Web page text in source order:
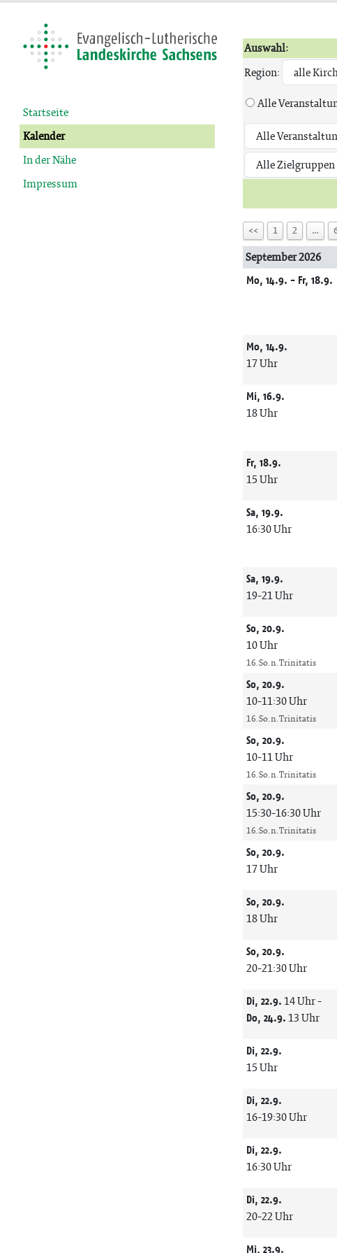
Startseite
Kalender
In der Nähe
Impressum
Auswahl:
Region:
Alle
<< 1 2 …
September 2026
Mo, 14.9. - Fr, 18.9.
Mo, 14.9.
17 Uhr
Mi, 16.9.
18 Uhr
Fr, 18.9.
15 Uhr
Sa, 19.9.
16:30 Uhr
Sa, 19.9.
19-21 Uhr
So, 20.9.
10 Uhr
16. So. n. Trinitatis
So, 20.9.
10-11:30 Uhr
16. So. n. Trinitatis
So, 20.9.
10-11 Uhr
16. So. n. Trinitatis
So, 20.9.
15:30-16:30 Uhr
16. So. n. Trinitatis
So, 20.9.
17 Uhr
So, 20.9.
18 Uhr
So, 20.9.
20-21:30 Uhr
Di, 22.9.14 Uhr-
Do, 24.9.13 Uhr
Di, 22.9.
15 Uhr
Di, 22.9.
16-19:30 Uhr
Di, 22.9.
16:30 Uhr
Di, 22.9.
20-22 Uhr
Mi, 23.9.